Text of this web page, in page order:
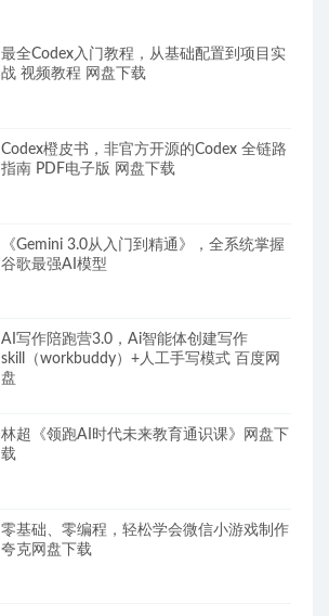
最全Codex入门教程，从基础配置到项目实
战 视频教程 网盘下载
Codex橙皮书，非官方开源的Codex 全链路
指南 PDF电子版 网盘下载
《Gemini 3.0从入门到精通》，全系统掌握
谷歌最强AI模型
AI写作陪跑营3.0，Ai智能体创建写作
skill（workbuddy）+人工手写模式 百度网
盘
林超《领跑AI时代未来教育通识课》网盘下
载
零基础、零编程，轻松学会微信小游戏制作
夸克网盘下载